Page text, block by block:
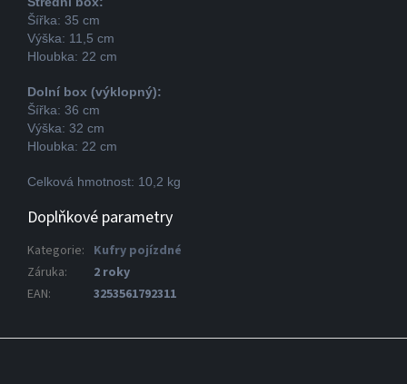
Šířka: 35 cm
Výška: 11,5 cm
Hloubka: 22 cm
Dolní box (výklopný):
Šířka: 36 cm
Výška: 32 cm
Hloubka: 22 cm
Celková hmotnost: 10,2 kg
Doplňkové parametry
Kategorie: Kufry pojízdné
Záruka:
2 roky
EAN: 3253561792311
Z